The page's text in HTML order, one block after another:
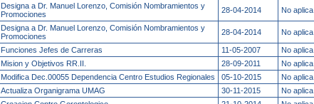
Designa a Dr. Manuel Lorenzo, Comisión Nombramientos y
Promociones
28-04-2014 No aplica
Designa a Dr. Manuel Lorenzo, Comisión Nombramientos y
Promociones
28-04-2014 No aplica
Funciones Jefes de Carreras 11-05-2007 No aplica
Mision y Objetivos RR.II. 28-09-2011 No aplica
Modifica Dec.00055 Dependencia Centro Estudios Regionales 05-10-2015 No aplica
Actualiza Organigrama UMAG 30-11-2015 No aplica